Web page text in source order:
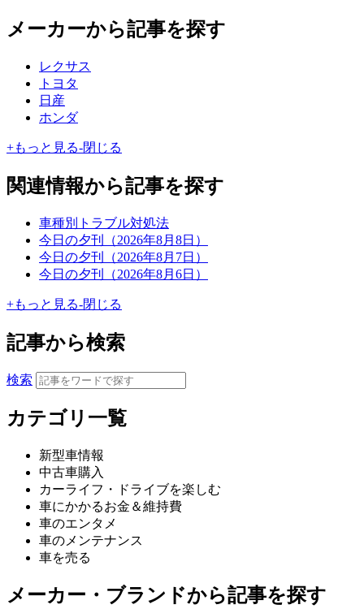
メーカーから記事を探す
レクサス
トヨタ
日産
ホンダ
+もっと見る-閉じる
関連情報から記事を探す
車種別トラブル対処法
今日の夕刊（2026年8月8日）
今日の夕刊（2026年8月7日）
今日の夕刊（2026年8月6日）
+もっと見る-閉じる
記事から検索
検索
カテゴリ一覧
新型車情報
中古車購入
カーライフ・ドライブを楽しむ
車にかかるお金＆維持費
車のエンタメ
車のメンテナンス
車を売る
メーカー・ブランドから記事を探す